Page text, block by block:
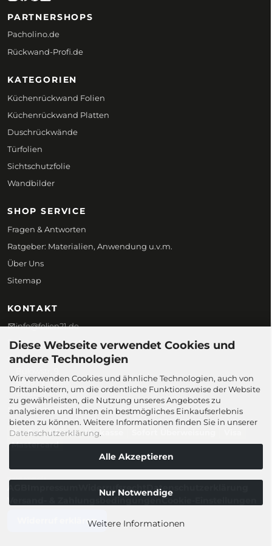
Diese Webseite verwendet Cookies und
andere Technologien
Wir verwenden Cookies und ähnliche Technologien, auch von
Drittanbietern, um die ordentliche Funktionsweise der Website
zu gewährleisten, die Nutzung unseres Angebotes zu
analysieren und Ihnen ein bestmögliches Einkaufserlebnis
bieten zu können. Weitere Informationen finden Sie in unserer
Datenschutzerklärung.
Alle Akzeptieren
Nur Notwendige
Weitere Informationen
PARTNERSHOPS
Pacholino.de
Rückwand-Profi.de
KATEGORIEN
Küchenrückwand Folien
Küchenrückwand Platten
Duschrückwände
Türfolien
Sichtschutzfolie
Wandbilder
SHOP SERVICE
Fragen & Antworten
Ratgeber: Materialien, Anwendung u.v.m.
Über Uns
Sitemap
KONTAKT
info@folien21.de
+49 (0) 172 186 45 98
Folien21
58097 Hagen,
Deutschland
Kontaktformular
PayPal Klarna Vorkasse
Mastercard
Widerrufsrecht
Datenschutzerklärung
Cookie-Einstellungen
Widerruf erklären